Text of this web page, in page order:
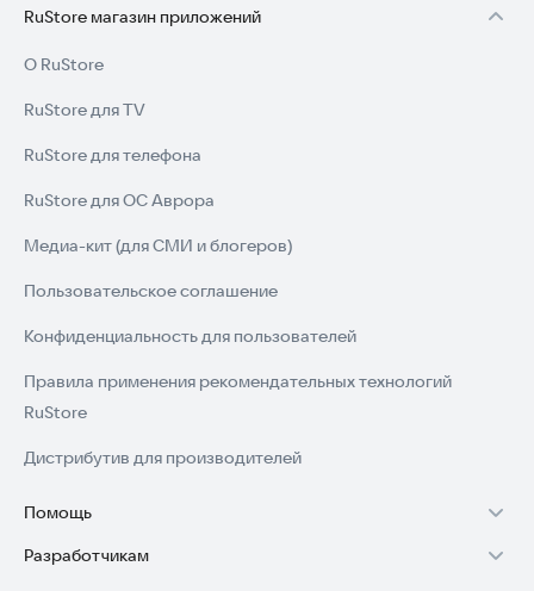
RuStore магазин приложений
О RuStore
RuStore для TV
RuStore для телефона
RuStore для ОС Аврора
Медиа-кит (для СМИ и блогеров)
Пользовательское соглашение
Конфиденциальность для пользователей
Правила применения рекомендательных технологий
RuStore
Дистрибутив для производителей
Помощь
Установка RuStore на TV
Разработчикам